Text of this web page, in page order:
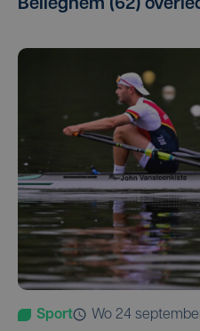
Belleghem (62)
Sport wo 24